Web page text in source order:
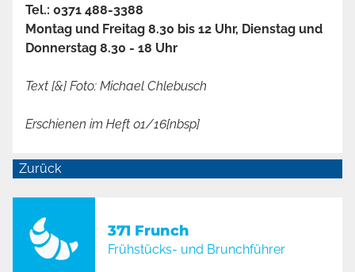
Tel.: 0371 488-3388
Montag und Freitag 8.30 bis 12 Uhr, Dienstag und
Donnerstag 8.30 - 18 Uhr
Text [&] Foto: Michael Chlebusch
Erschienen im Heft 01/16[nbsp]
Zurück
371 Frunch
Frühstücks- und Brunchführer